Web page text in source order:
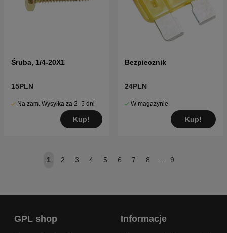
Śruba, 1/4-20X1
15PLN
Na zam. Wysyłka za 2–5 dni
Kup!
Bezpiecznik
24PLN
W magazynie
Kup!
1 2 3 4 5 6 7 8 .. 9
GPL shop Informacje